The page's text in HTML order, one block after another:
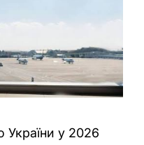
України у 2026